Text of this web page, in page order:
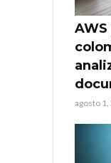
agosto